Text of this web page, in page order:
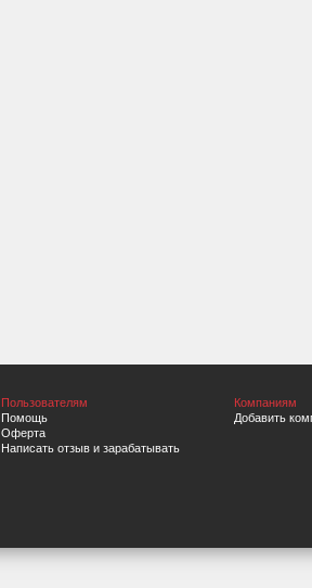
Пользователям
Помощь
Оферта
Написать отзыв и зарабатывать
Компаниям
Добавить